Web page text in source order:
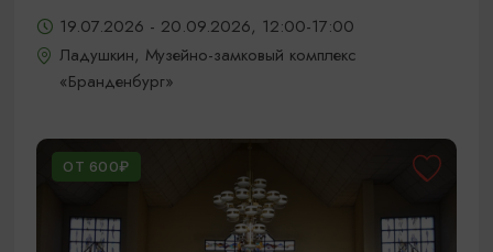
19.07.2026 - 20.09.2026, 12:00-17:00
Ладушкин, Музейно-замковый комплекс
«Бранденбург»
ОТ 600₽